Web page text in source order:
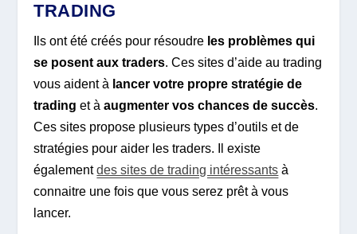
TRADING
Ils ont été créés pour résoudre les problèmes qui
se posent aux traders. Ces sites d’aide au trading
vous aident à lancer votre propre stratégie de
trading et àaugmenter vos chances de succès.
Ces sites propose plusieurs types d’outils et de
stratégies pour aider les traders. Il existe
égalementdes sites de trading intéressants à
connaitre une fois que vous serez prêt à vous
lancer.